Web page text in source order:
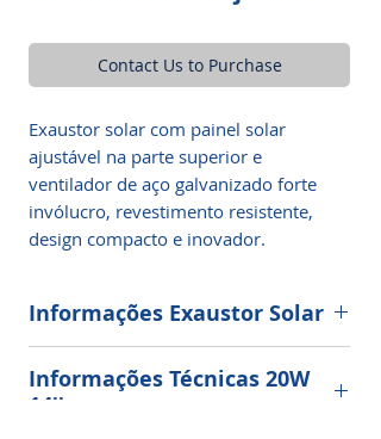
Contact Us to Purchase
Exaustor solar com painel solar
ajustável na parte superior e
ventilador de aço galvanizado forte
invólucro, revestimento resistente,
design compacto e inovador.
Informações Exaustor Solar
fluxo axial autônomo
Informações Técnicas 20W
14''